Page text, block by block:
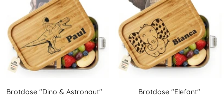
Brotdose "Dino & Astronaut"
Brotdose "Elefant"